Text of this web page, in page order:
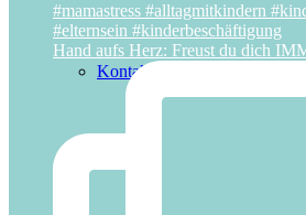
Kontakt
Hand aufs Herz: Freust du dich